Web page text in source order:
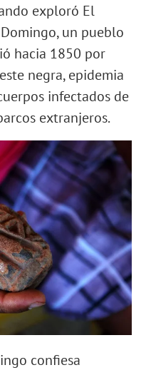
exploró El
un pueblo
hacia 1850 por
negra, epidemia
infectados de
extranjeros.
confiesa